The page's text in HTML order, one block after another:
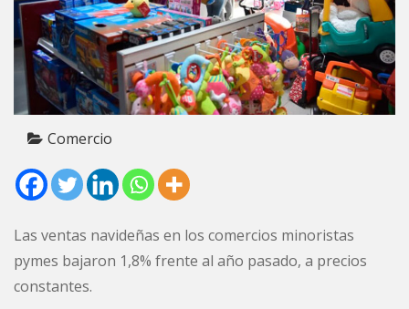
Comercio
Las ventas navideñas en los comercios minoristas
pymes bajaron 1,8% frente al año pasado, a precios
constantes.